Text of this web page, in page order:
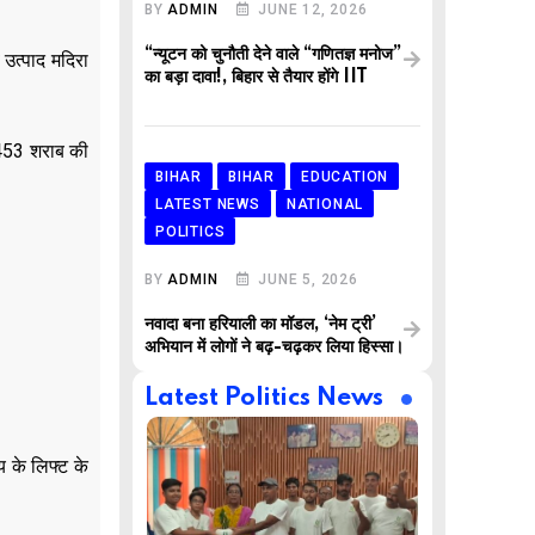
मदिरा
शराब की
के लिफ्ट के
BYADMIN JUNE 12, 2026
“न्यूटन को चुनौती देने वाले “गणितज्ञ मनोज”
का बड़ा दावा!, बिहार से तैयार होंगे IIT
BIHAR BIHAR
EDUCATION
LATEST NEWS
NATIONAL
POLITICS
BYADMIN JUNE 5, 2026
नवादा बना हरियाली का मॉडल, ‘नेम ट्री’
अभियान में लोगों ने बढ़-चढ़कर लिया हिस्सा।
Latest Politics News